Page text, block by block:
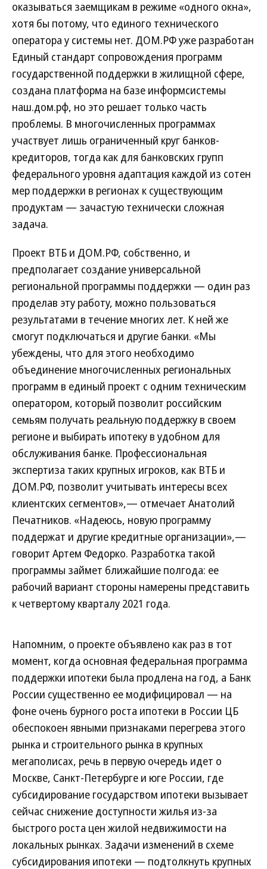
оказываться заемщикам в режиме «одного окна»,
хотя бы потому, что единого технического
оператора у системы нет. ДОМ.РФ уже разработан
Единый стандарт сопровождения программ
государственной поддержки в жилищной сфере,
создана платформа на базе информсистемы
наш.дом.рф, но это решает только часть
проблемы. В многочисленных программах
участвует лишь ограниченный круг банков-
кредиторов, тогда как для банковских групп
федерального уровня адаптация каждой из сотен
мер поддержки в регионах к существующим
продуктам — зачастую технически сложная
задача.
Проект ВТБ и ДОМ.РФ, собственно, и
предполагает создание универсальной
региональной программы поддержки — один раз
проделав эту работу, можно пользоваться
результатами в течение многих лет. К ней же
смогут подключаться и другие банки. «Мы
убеждены, что для этого необходимо
объединение многочисленных региональных
программ в единый проект с одним техническим
оператором, который позволит российским
семьям получать реальную поддержку в своем
регионе и выбирать ипотеку в удобном для
обслуживания банке. Профессиональная
экспертиза таких крупных игроков, как ВТБ и
ДОМ.РФ, позволит учитывать интересы всех
клиентских сегментов»,— отмечает Анатолий
Печатников. «Надеюсь, новую программу
поддержат и другие кредитные организации»,—
говорит Артем Федорко. Разработка такой
программы займет ближайшие полгода: ее
рабочий вариант стороны намерены представить
к четвертому кварталу 2021 года.
Напомним, о проекте объявлено как раз в тот
момент, когда основная федеральная программа
поддержки ипотеки была продлена на год, а Банк
России существенно ее модифицировал — на
фоне очень бурного роста ипотеки в России ЦБ
обеспокоен явными признаками перегрева этого
рынка и строительного рынка в крупных
мегаполисах, речь в первую очередь идет о
Москве, Санкт-Петербурге и юге России, где
субсидирование государством ипотеки вызывает
сейчас снижение доступности жилья из-за
быстрого роста цен жилой недвижимости на
локальных рынках. Задачи изменений в схеме
субсидирования ипотеки — подтолкнуть крупных